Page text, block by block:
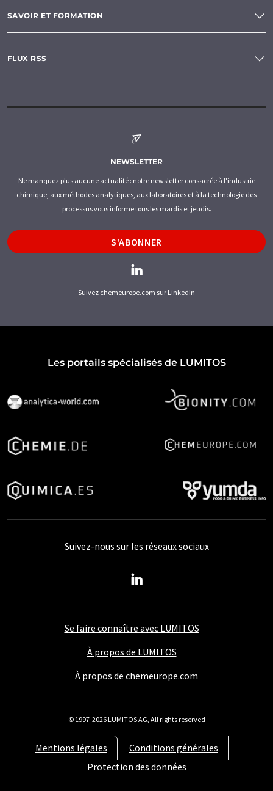
SAVOIR ET FORMATION
FLUX RSS
NEWSLETTER
Ne manquez plus aucune actualité : notre newsletter consacrée à l'industrie
chimique, aux méthodes analytiques, aux laboratoires et à la technologie des
processus vous informe tous les mardis et jeudis.
S'ABONNER
Suivez chemeurope.com sur LinkedIn
Les portails spécialisés de LUMITOS
Se faire connaître avec LUMITOS
À propos de LUMITOS
À propos de chemeurope.com
Mentions légales
Conditions générales
Protection des données
Suivez-nous sur les réseaux sociaux
© 1997-2026 LUMITOS AG, All rights reserved